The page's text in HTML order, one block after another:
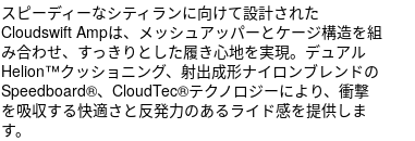
スピーディーなシティランに向けて設計された
Cloudswift Ampは、メッシュアッパーとケージ構造を組
み合わせ、すっきりとした履き心地を実現。デュアル
Helion™クッショニング、射出成形ナイロンブレンドの
Speedboard®、CloudTec®テクノロジーにより、衝撃
を吸収する快適さと反発力のあるライド感を提供しま
す。